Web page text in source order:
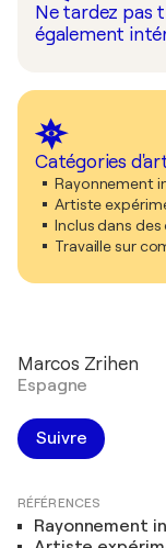
Ne tardez pas
également
Catégories
Rayonnement
Artiste
Inclus dans
Travaille sur
Marcos Zrihen
Espagne
Suivre
RÉFÉRENCES
Rayonnement